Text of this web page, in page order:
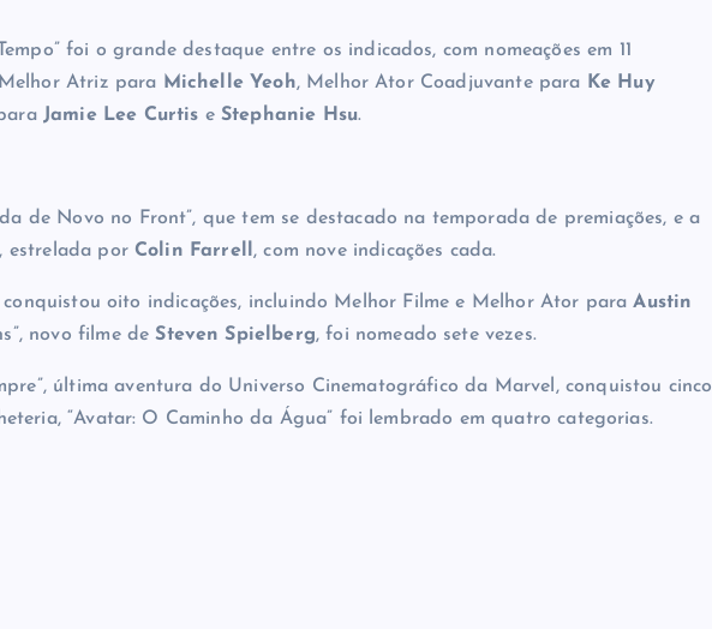
foi o grande destaque entre os indicados, com nomeações em 11
Atriz para Michelle Yeoh, Melhor Ator Coadjuvante para Ke Huy
Jamie Lee Curtis e Stephanie Hsu.
de Novo no Front”, que tem se destacado na temporada de premiações, e a
estrelada porColin Farrell, com nove indicações cada.
conquistou oito indicações, incluindo Melhor Filme e Melhor Ator paraAustin
novo filme deSteven Spielberg, foi nomeado sete vezes.
última aventura do Universo Cinematográfico da Marvel, conquistou cinco
“Avatar: O Caminho da Água” foi lembrado em quatro categorias.